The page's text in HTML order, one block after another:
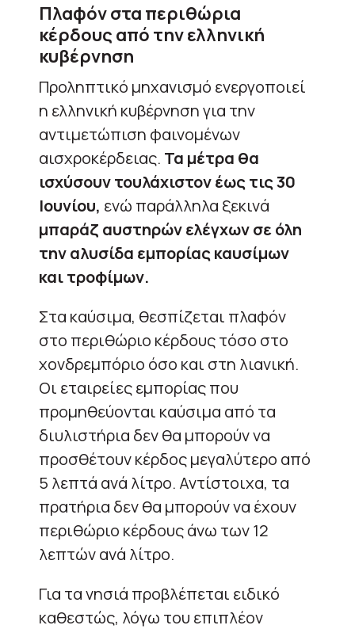
Πλαφόν στα περιθώρια
κέρδους από την ελληνική
κυβέρνηση
Προληπτικό μηχανισμό ενεργοποιεί
η ελληνική κυβέρνηση για την
αντιμετώπιση φαινομένων
αισχροκέρδειας. Τα μέτρα θα
ισχύσουν τουλάχιστον έως τις 30
Ιουνίου, ενώ παράλληλα ξεκινά
μπαράζ αυστηρών ελέγχων σε όλη
την αλυσίδα εμπορίας καυσίμων
και τροφίμων.
Στα καύσιμα, θεσπίζεται πλαφόν
στο περιθώριο κέρδους τόσο στο
χονδρεμπόριο όσο και στη λιανική.
Οι εταιρείες εμπορίας που
προμηθεύονται καύσιμα από τα
διυλιστήρια δεν θα μπορούν να
προσθέτουν κέρδος μεγαλύτερο από
5 λεπτά ανά λίτρο. Αντίστοιχα, τα
πρατήρια δεν θα μπορούν να έχουν
περιθώριο κέρδους άνω των 12
λεπτών ανά λίτρο.
Για τα νησιά προβλέπεται ειδικό
καθεστώς, λόγω του επιπλέον